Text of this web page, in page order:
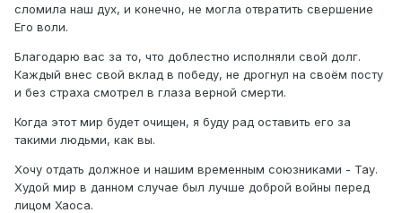
сломила наш дух, и конечно, не могла отвратить свершение
Его воли.
Благодарю вас за то, что доблестно исполняли свой долг.
Каждый внес свой вклад в победу, не дрогнул на своём посту
и без страха смотрел в глаза верной смерти.
Когда этот мир будет очищен, я буду рад оставить его за
такими людьми, как вы.
Хочу отдать должное и нашим временным союзниками - Тау.
Худой мир в данном случае был лучше доброй войны перед
лицом Хаоса.